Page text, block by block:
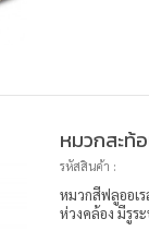
หมวกสะท้
รหัสสินค้า :
หมวกสีฟลูออเ
ห่วงคล้อง มีรูร